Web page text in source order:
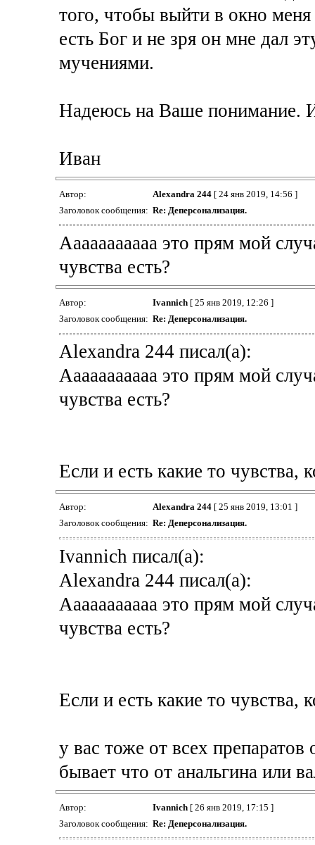
того, чтобы выйти в окно
есть Бог и не зря он мне дал
мучениями.
Надеюсь на Ваше понимание.
Иван
Автор: Alexandra 244[ 24 янв 2019, 14:56 ]
Заголовок сообщения: Re: Деперсонализация.
Ааааааааааа это прям мой
чувства есть?
Автор: Ivannich[ 25 янв 2019, 12:26 ]
Заголовок сообщения: Re: Деперсонализация.
Alexandra 244 писал(а):
Ааааааааааа это прям мой
чувства есть?
Если и есть какие то чувства,
Автор: Alexandra 244[ 25 янв 2019, 13:01 ]
Заголовок сообщения: Re: Деперсонализация.
Ivannich писал(а):
Alexandra 244 писал(а):
Ааааааааааа это прям мой
чувства есть?
Если и есть какие то чувства,
у вас тоже от всех
бывает что от анальгина или
Автор: Ivannich[ 26 янв 2019, 17:15 ]
Заголовок сообщения: Re: Деперсонализация.